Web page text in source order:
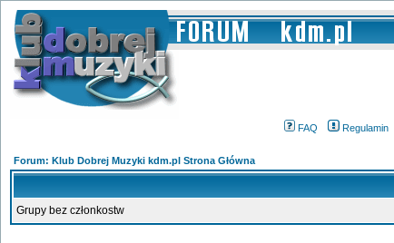
FAQ Regulamin
Forum: Klub Dobrej Muzyki kdm.pl Strona Główna
Grupy bez członkostw